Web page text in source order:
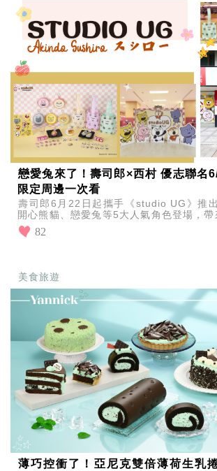
戀愛兔來了！壽司郎×西村 優志聯名
限定周邊一次看
壽司郎6月22日起攜手《studio UG》推
開心熊貓、戀愛兔等5大人氣角色登場，帶
19款限定周邊，萌度直接爆表！
82
美食旅遊
薄巧控衝了！亞尼克雙倍薄荷生乳